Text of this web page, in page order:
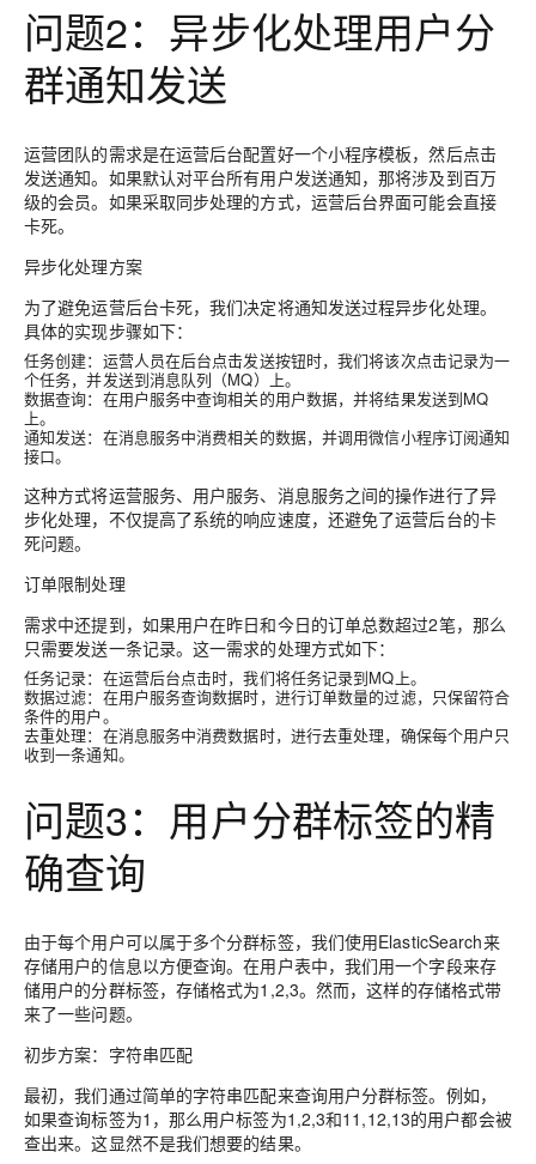
问题2：异步化处理用户分
群通知发送
运营团队的需求是在运营后台配置好一个小程序模板，然后点击
发送通知。如果默认对平台所有用户发送通知，那将涉及到百万
级的会员。如果采取同步处理的方式，运营后台界面可能会直接
卡死。
异步化处理方案
为了避免运营后台卡死，我们决定将通知发送过程异步化处理。
具体的实现步骤如下：
任务创建：运营人员在后台点击发送按钮时，我们将该次点击记录为一
个任务，并发送到消息队列（MQ）上。
数据查询：在用户服务中查询相关的用户数据，并将结果发送到MQ
上。
通知发送：在消息服务中消费相关的数据，并调用微信小程序订阅通知
接口。
这种方式将运营服务、用户服务、消息服务之间的操作进行了异
步化处理，不仅提高了系统的响应速度，还避免了运营后台的卡
死问题。
订单限制处理
需求中还提到，如果用户在昨日和今日的订单总数超过2笔，那么
只需要发送一条记录。这一需求的处理方式如下：
任务记录：在运营后台点击时，我们将任务记录到MQ上。
数据过滤：在用户服务查询数据时，进行订单数量的过滤，只保留符合
条件的用户。
去重处理：在消息服务中消费数据时，进行去重处理，确保每个用户只
收到一条通知。
问题3：用户分群标签的精
确查询
由于每个用户可以属于多个分群标签，我们使用ElasticSearch来
存储用户的信息以方便查询。在用户表中，我们用一个字段来存
储用户的分群标签，存储格式为1,2,3。然而，这样的存储格式带
来了一些问题。
初步方案：字符串匹配
最初，我们通过简单的字符串匹配来查询用户分群标签。例如，
如果查询标签为1，那么用户标签为1,2,3和11,12,13的用户都会被
查出来。这显然不是我们想要的结果。